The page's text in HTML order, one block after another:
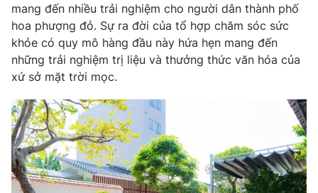
Phim VTV
Hậu trường
Nhân vật
Giải sao mai
Giải trí
Điện ảnh
Âm nhạc
Sao
Đời sống
Làm đẹp
Chất lượng cuộc sống
Giáo dục
Tuyển sinh
Học trực tuyến
Công nghệ
Hitech Công nghệ tương lai
Giao lưu trực tuyến
mang đến nhiều trải nghiệm cho người dân thành phố
hoa phượng đỏ. Sự ra đời của tổ hợp chăm sóc sức
khỏe có quy mô hàng đầu này hứa hẹn mang đến
những trải nghiệm trị liệu và thưởng thức văn hóa của
xứ sở mặt trời mọc.